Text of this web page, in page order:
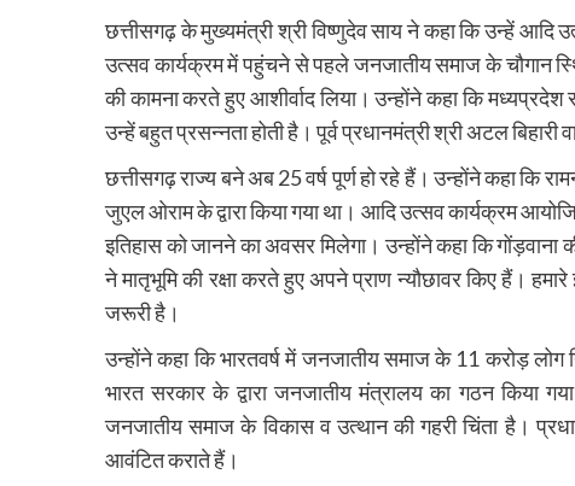
छत्तीसगढ़ के मुख्यमंत्री श्री विष्णुदेव साय ने कहा कि उन्हें
उत्सव कार्यक्रम में पहुंचने से पहले जनजातीय समाज के चौगान
की कामना करते हुए आशीर्वाद लिया। उन्होंने कहा कि
उन्हें बहुत प्रसन्नता होती है। पूर्व प्रधानमंत्री श्री अटल
छत्तीसगढ़ राज्य बने अब 25 वर्ष पूर्ण हो रहे हैं। उन्होंने कहा कि
जुएल ओराम के द्वारा किया गया था। आदि उत्सव कार्यक्रम
इतिहास को जानने का अवसर मिलेगा। उन्होंने कहा कि गोंड़वाना
ने मातृभूमि की रक्षा करते हुए अपने प्राण न्यौछावर किए हैं।
जरूरी है।
उन्होंने कहा कि भारतवर्ष में जनजातीय समाज के 11 करोड़
भारत सरकार के द्वारा जनजातीय मंत्रालय का गठन किया
जनजातीय समाज के विकास व उत्थान की गहरी चिंता है।
आवंटित कराते हैं।